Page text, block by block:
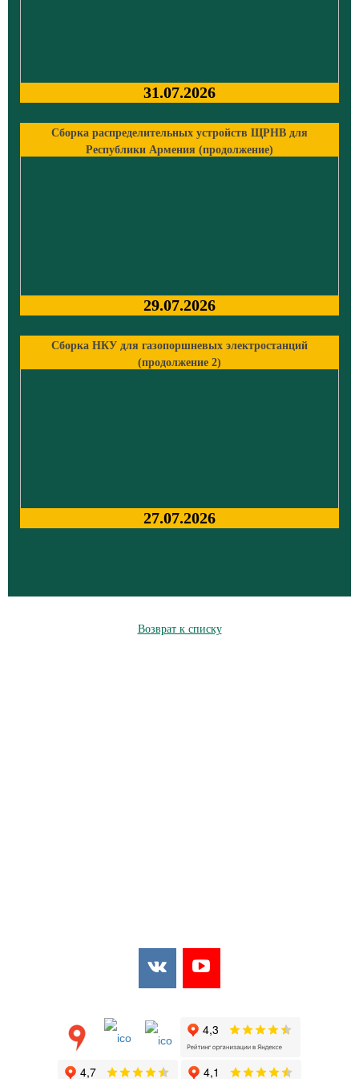
31.07.2026
Сборка распределительных устройств ЩРНВ для
Республики Армения (продолжение)
29.07.2026
Сборка НКУ для газопоршневых электростанций
(продолжение 2)
27.07.2026
Возврат к списку